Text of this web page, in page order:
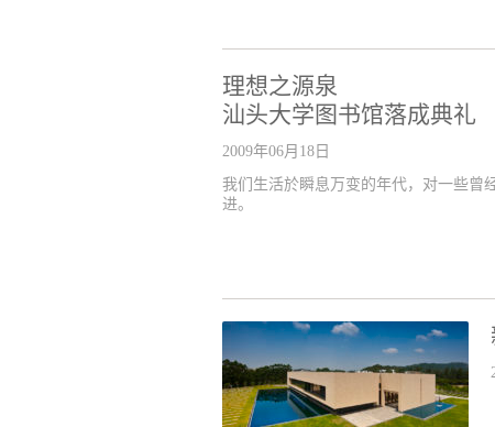
理想之源泉
汕头大学图书馆落成典礼
2009年06月18日
我们生活於瞬息万变的年代，对一些曾
进。